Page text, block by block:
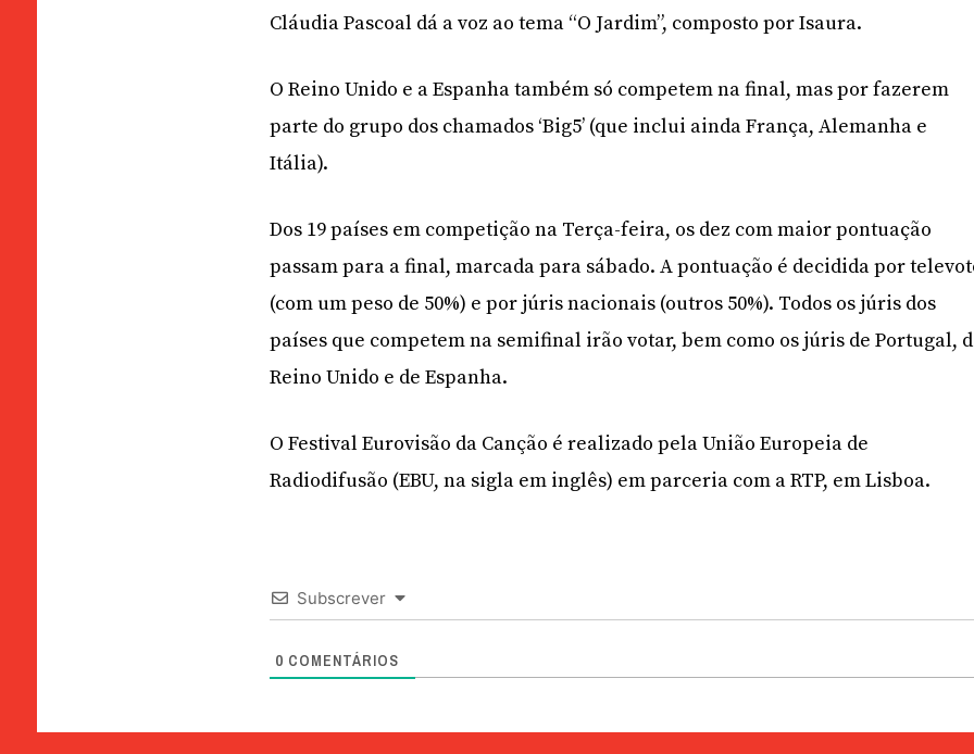
Cláudia Pascoal dá a voz ao tema “O Jardim”, composto por Isaura.
O Reino Unido e a Espanha também só competem na final, mas por fazerem
parte do grupo dos chamados ‘Big5’ (que inclui ainda França, Alemanha e
Itália).
Dos 19 países em competição na Terça-feira, os dez com maior pontuação
passam para a final, marcada para sábado. A pontuação é decidida por
(com um peso de 50%) e por júris nacionais (outros 50%). Todos os júris dos
países que competem na semifinal irão votar, bem como os júris de Portugal,
Reino Unido e de Espanha.
O Festival Eurovisão da Canção é realizado pela União Europeia de
Radiodifusão (EBU, na sigla em inglês) em parceria com a RTP, em Lisboa.
Subscrever
0 COMENTÁRIOS